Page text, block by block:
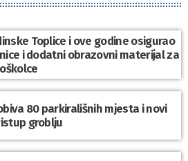
Toplice i ove godine osigurao
i dodatni obrazovni materijal za
80 parkirališnih mjesta i novi
groblju